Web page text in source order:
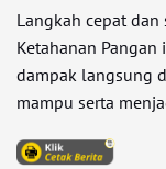
Langkah cepat
Ketahanan
dampak langsung
mampu serta